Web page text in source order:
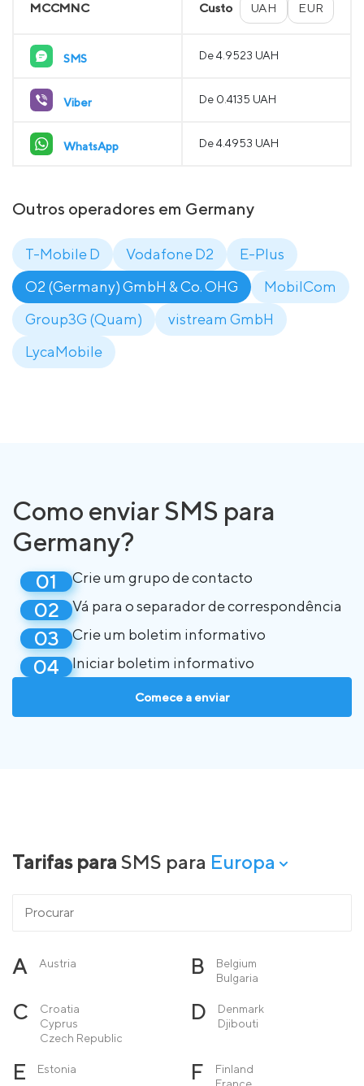
MCCMNC Custo UAH EUR
SMS De 4.9523 UAH
Viber De 0.4135 UAH
WhatsApp De 4.4953 UAH
Outros operadores em Germany
T-Mobile D Vodafone D2
E-Plus
O2 (Germany) GmbH & Co. OHG
MobilCom
Group3G (Quam)
vistream GmbH
LycaMobile
Como enviar SMS para
Germany?
Crie um grupo de contacto
Vá para o separador de correspondência
Crie um boletim informativo
Iniciar boletim informativo
Comece a enviar
Tarifas para SMS para Europa
A Austria B
Belgium
Bulgaria
C
Croatia
Cyprus
Czech Republic
D
Denmark
Djibouti
E Estonia F
Finland